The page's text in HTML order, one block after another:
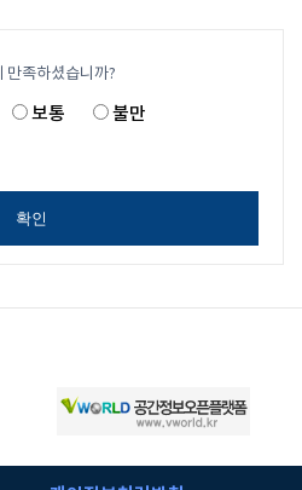
만족하셨습니까?
보통
불만
확인